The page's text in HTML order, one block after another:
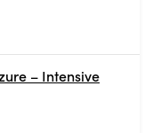
– Intensive